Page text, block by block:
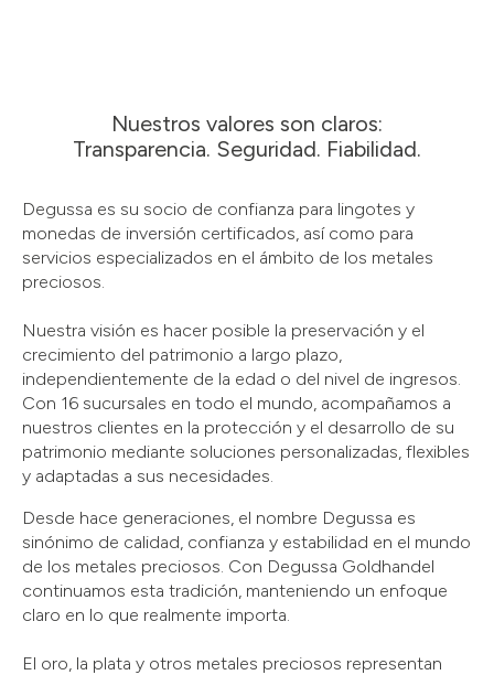
Nuestros valores son claros:
Transparencia. Seguridad. Fiabilidad.
Degussa es su socio de confianza para lingotes y
monedas de inversión certificados, así como para
servicios especializados en el ámbito de los metales
preciosos.
Nuestra visión es hacer posible la preservación y el
crecimiento del patrimonio a largo plazo,
independientemente de la edad o del nivel de ingresos.
Con 16 sucursales en todo el mundo, acompañamos a
nuestros clientes en la protección y el desarrollo de su
patrimonio mediante soluciones personalizadas, flexibles
y adaptadas a sus necesidades.
Desde hace generaciones, el nombre Degussa es
sinónimo de calidad, confianza y estabilidad en el mundo
de los metales preciosos. Con Degussa Goldhandel
continuamos esta tradición, manteniendo un enfoque
claro en lo que realmente importa.
El oro, la plata y otros metales preciosos representan